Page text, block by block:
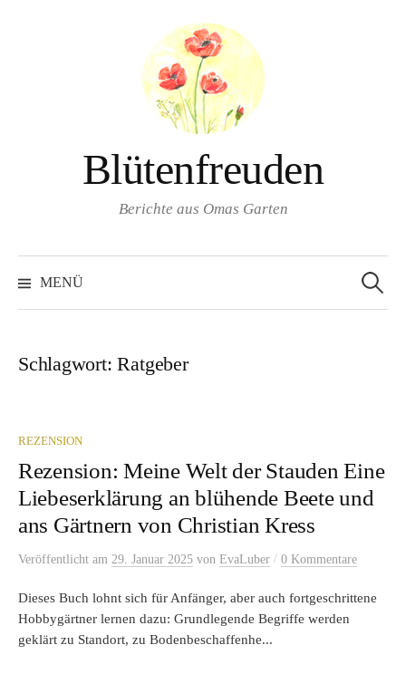
Blütenfreuden
Berichte aus Omas Garten
MENÜ
nach:
Schlagwort:Ratgeber
REZENSION
Rezension: Meine Welt der Stauden Eine
Liebeserklärung an blühende Beete und
ans Gärtnern von Christian Kress
Veröffentlicht am 29. Januar 2025 von EvaLuber / 0 Kommentare
Dieses Buch lohnt sich für Anfänger, aber auch fortgeschrittene
Hobbygärtner lernen dazu: Grundlegende Begriffe werden
geklärt zu Standort, zu Bodenbeschaffenhe...